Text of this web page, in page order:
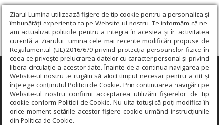
Ziarul Lumina utilizează fişiere de tip cookie pentru a personaliza și
îmbunătăți experiența ta pe Website-ul nostru. Te informăm că ne-
am actualizat politicile pentru a integra în acestea și în activitatea
curentă a Ziarului Lumina cele mai recente modificări propuse de
Regulamentul (UE) 2016/679 privind protecția persoanelor fizice în
ceea ce privește prelucrarea datelor cu caracter personal și privind
libera circulație a acestor date. Înainte de a continua navigarea pe
Website-ul nostru te rugăm să aloci timpul necesar pentru a citi și
înțelege conținutul Politicii de Cookie. Prin continuarea navigării pe
Website-ul nostru confirmi acceptarea utilizării fişierelor de tip
cookie conform Politicii de Cookie. Nu uita totuși că poți modifica în
orice moment setările acestor fişiere cookie urmând instrucțiunile
din Politica de Cookie.
×